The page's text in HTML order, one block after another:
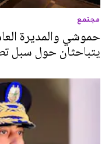
مجتمع
حموشي والمديرة
يتباحثان حول سبل